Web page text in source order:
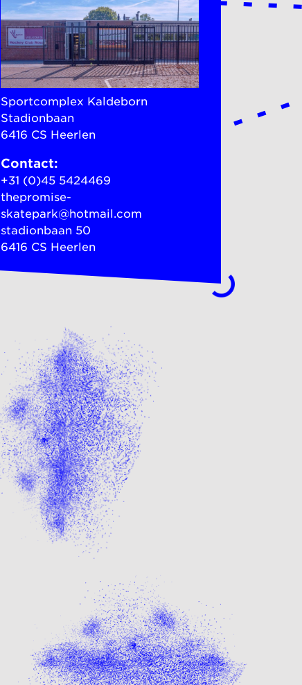
Sportcomplex Kaldeborn
Stadionbaan
6416 CS Heerlen
Contact:
+31 (0)45 5424469
thepromise-
skatepark@hotmail.com
stadionbaan 50
6416 CS Heerlen